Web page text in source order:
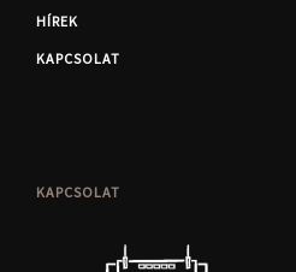
HÍREK
KAPCSOLAT
KAPCSOLAT